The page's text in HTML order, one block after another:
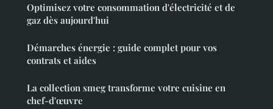
Optimisez votre consommation d'électricité et de
gaz dès aujourd'hui
Démarches énergie : guide complet pour vos
contrats et aides
La collection smeg transforme votre cuisine en
chef-d'œuvre